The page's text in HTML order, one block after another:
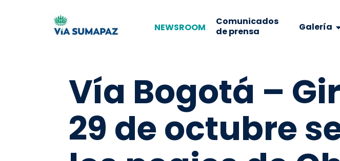
NEWSROOM
Comunicados
de prensa
Galería
Vía Bogotá –
29 de octubre